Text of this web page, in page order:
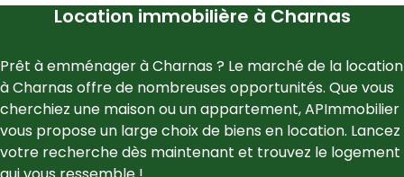
Location immobilière à Charnas
Prêt à emménager à Charnas ? Le marché de la location
à Charnas offre de nombreuses opportunités. Que vous
cherchiez une maison ou un appartement, APImmobilier
vous propose un large choix de biens en location. Lancez
votre recherche dès maintenant et trouvez le logement